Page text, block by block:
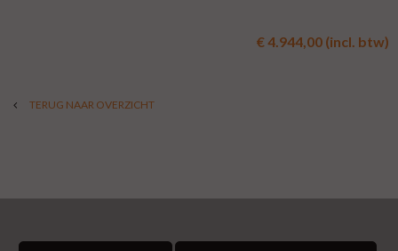
€ 4.944,00 (incl. btw)
TERUG NAAR OVERZICHT